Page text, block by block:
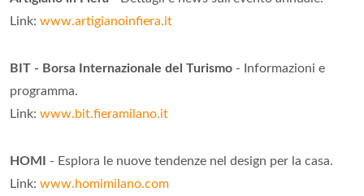
Link: www.artigianoinfiera.it
BIT - Borsa Internazionale del Turismo - Informazioni e
programma.
Link: www.bit.fieramilano.it
HOMI - Esplora le nuove tendenze nel design per la casa.
Link: www.homimilano.com